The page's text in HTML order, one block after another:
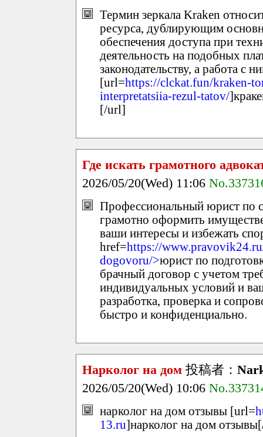
Термин зеркала Kraken
ресурса, дублирующим
обеспечения доступа при
деятельность на подобных
законодательству, а работа с
[url=https://clckat.fun/kraken-
interpretatsiia-rezul-tatov/
[/url]
Где искать грамотного
2026/05/20(Wed) 11:06
Профессиональный юрист по
грамотно оформить
ваши интересы и избежать
href=https://
dogovoru/>юрист по
брачный договор с учетом
индивидуальных условий и
разработка, проверка и
быстро и конфиденциально.
Нарколог на дом 投稿者：
2026/05/20(Wed) 10:06
нарколог на дом отзывы [url=
13.ru]нарколог на дом